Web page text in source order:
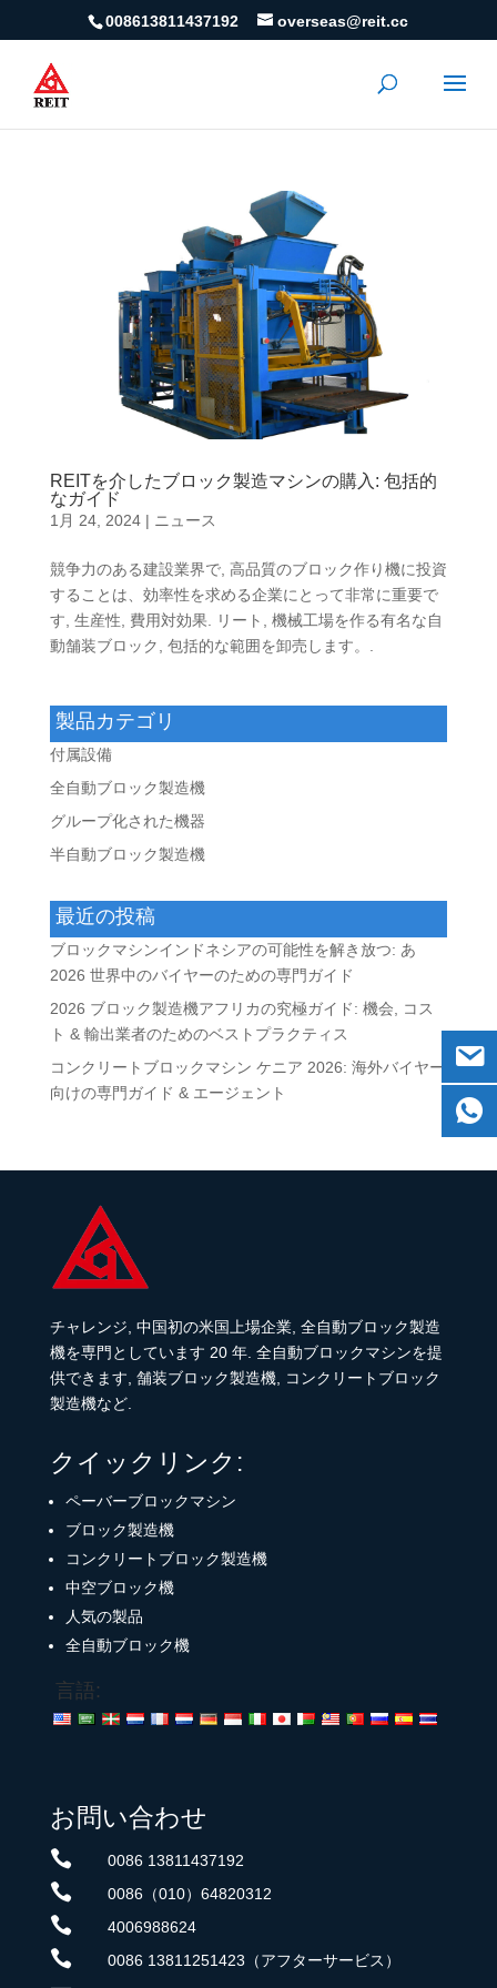
008613811437192 overseas@reit.cc
REITを介したブロック製造マシンの購入: 包括的
なガイド
1月 24, 2024| ニュース
競争力のある建設業界で, 高品質のブロック作り機に投資
することは、効率性を求める企業にとって非常に重要で
す, 生産性, 費用対効果. リート, 機械工場を作る有名な自
動舗装ブロック, 包括的な範囲を卸売します。.
製品カテゴリ
付属設備
全自動ブロック製造機
グループ化された機器
半自動ブロック製造機
最近の投稿
ブロックマシンインドネシアの可能性を解き放つ: あ
2026 世界中のバイヤーのための専門ガイド
2026 ブロック製造機アフリカの究極ガイド: 機会, コス
ト & 輸出業者のためのベストプラクティス
コンクリートブロックマシン ケニア 2026: 海外バイヤー
向けの専門ガイド & エージェント
チャレンジ, 中国初の米国上場企業, 全自動ブロック製造
機を専門としています 20 年. 全自動ブロックマシンを提
供できます, 舗装ブロック製造機, コンクリートブロック
製造機など.
クイックリンク:
ペーバーブロックマシン
ブロック製造機
コンクリートブロック製造機
中空ブロック機
人気の製品
全自動ブロック機
言語:
お問い合わせ
 0086 13811437192
 0086（010）64820312
 4006988624
 0086 13811251423（アフターサービス）